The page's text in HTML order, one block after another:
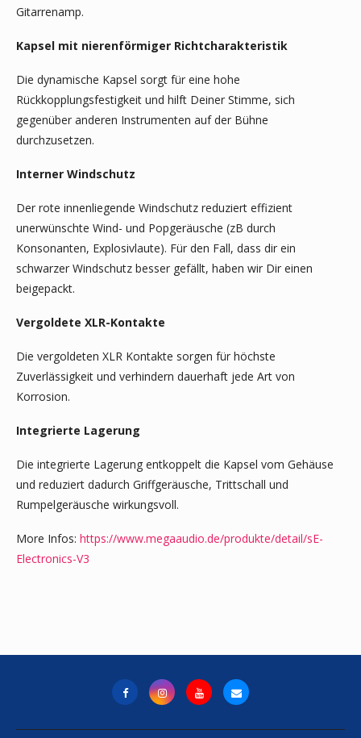
Gitarrenamp.
Kapsel mit nierenförmiger Richtcharakteristik
Die dynamische Kapsel sorgt für eine hohe
Rückkopplungsfestigkeit und hilft Deiner Stimme, sich
gegenüber anderen Instrumenten auf der Bühne
durchzusetzen.
Interner Windschutz
Der rote innenliegende Windschutz reduziert effizient
unerwünschte Wind- und Popgeräusche (zB durch
Konsonanten, Explosivlaute). Für den Fall, dass dir ein
schwarzer Windschutz besser gefällt, haben wir Dir einen
beigepackt.
Vergoldete XLR-Kontakte
Die vergoldeten XLR Kontakte sorgen für höchste
Zuverlässigkeit und verhindern dauerhaft jede Art von
Korrosion.
Integrierte Lagerung
Die integrierte Lagerung entkoppelt die Kapsel vom Gehäuse
und reduziert dadurch Griffgeräusche, Trittschall und
Rumpelgeräusche wirkungsvoll.
More Infos: https://www.megaaudio.de/produkte/detail/sE-
Electronics-V3